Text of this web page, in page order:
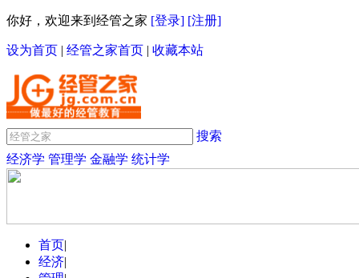
你好，欢迎来到经管之家 [登录] [注册]
设为首页 | 经管之家首页 | 收藏本站
搜索
经济学 管理学 金融学 统计学
首页|
经济|